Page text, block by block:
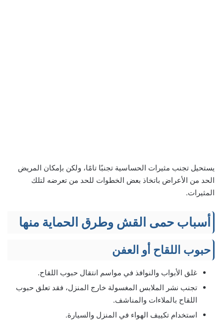
يستحيل تجنب مثيرات الحساسية تجنبًا تامًا، ولكن بإمكان المريض
الحد من الأعراض باتخاذ بعض الخطوات للحد من تعرضه لتلك
المثيرات.
أسباب حمى القش وطرق الحماية منها
حبوب اللقاح أو العفن
غلق الأبواب والنوافذ في مواسم انتقال حبوب اللقاح.
تجنب نشر الملابس المغسولة خارج المنزل، فقد تعلق حبوب
اللقاح بالملاءات والمناشف.
استخدام تكييف الهواء في المنزل والسيارة.